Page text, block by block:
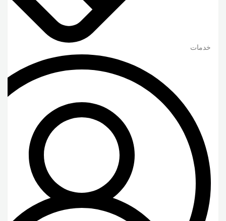
خدمات